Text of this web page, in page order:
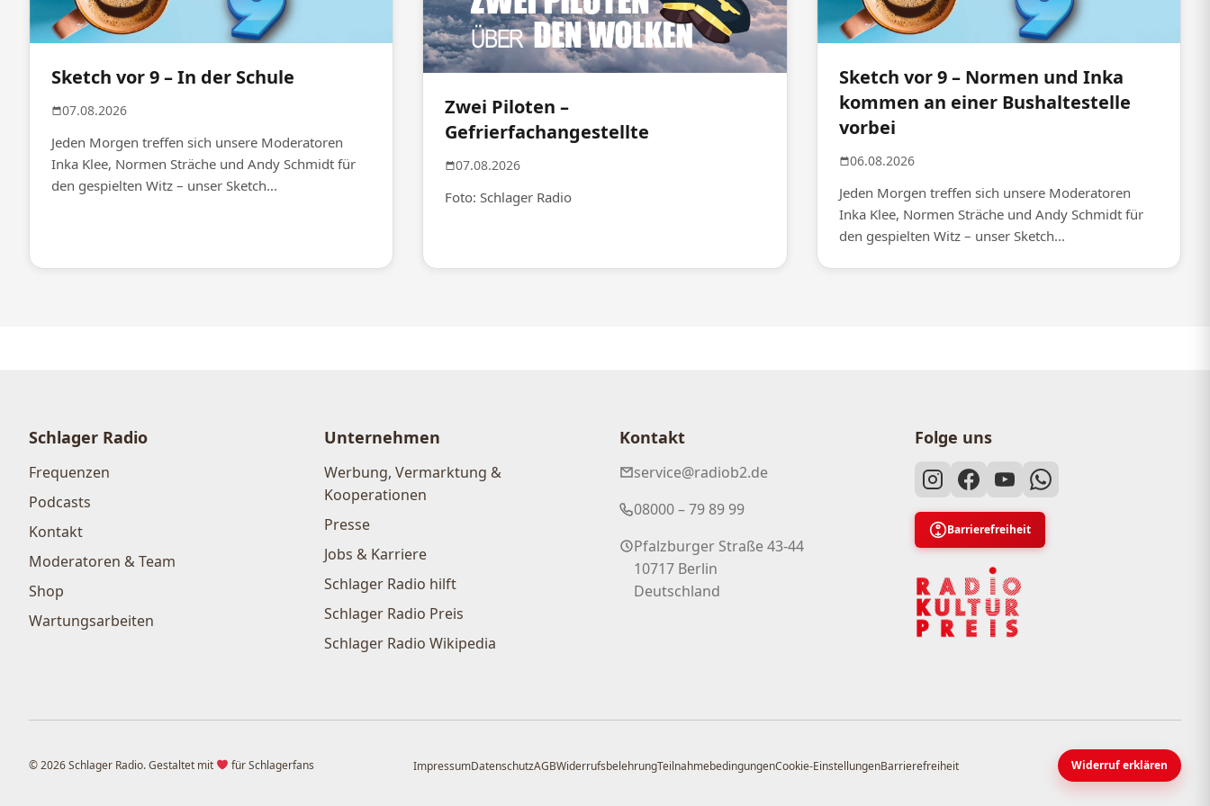
Sketch vor 9 – In der Schule
07.08.2026
Jeden Morgen treffen sich unsere Moderatoren
Inka Klee, Normen Sträche und Andy Schmidt für
den gespielten Witz – unser Sketch...
Zwei Piloten –
Gefrierfachangestellte
07.08.2026
Foto: Schlager Radio
Sketch vor 9 – Normen und Inka
kommen an einer Bushaltestelle
vorbei
06.08.2026
Jeden Morgen treffen sich unsere Moderatoren
Inka Klee, Normen Sträche und Andy Schmidt für
den gespielten Witz – unser Sketch...
Schlager Radio
Frequenzen
Podcasts
Kontakt
Moderatoren & Team
Shop
Wartungsarbeiten
Unternehmen
Werbung, Vermarktung &
Kooperationen
Presse
Jobs & Karriere
Schlager Radio hilft
Schlager Radio Preis
Schlager Radio Wikipedia
Kontakt
service@radiob2.de
08000 – 79 89 99
Pfalzburger Straße 43-44
10717 Berlin
Deutschland
Folge uns
Barrierefreiheit
© 2026 Schlager Radio. Gestaltet mit für Schlagerfans ImpressumDatenschutzAGBWiderrufsbelehrungTeilnahmebedingungenCookie-EinstellungenBarrierefreiheit Widerruf erklären